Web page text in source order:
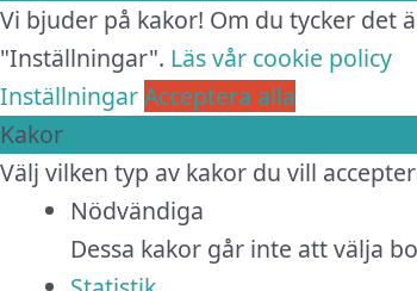
Vi bjuder på kakor! Om du tycker det
"Inställningar". Läs vår cookie policy
InställningarAcceptera alla
Kakor
Välj vilken typ av kakor du vill
Nödvändiga
Dessa kakor går inte att välja